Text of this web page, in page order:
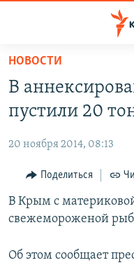
Вернуться
основному
содержанию
Вернутся
навигации
Вернутся
СПЕЦПРОЕКТЫ
КАРТА ВОЕННЫХ
11 ЛЕТ ОККУПАЦИИ
ВОДА
ИСТОРИЯ
ЕЩЕ
ИНТЕРАКТИВ
ИНФОГРАФИКА
ТЕЛЕПРОЕКТ
РАДІО СВОБОДА
КАК ОБОЙТИ
Українською
НОВОСТИ
В
пустили 20
20 ноября 2014, 08:13
Поделиться
В Крым с
свежемороженой
Об этом сообщает